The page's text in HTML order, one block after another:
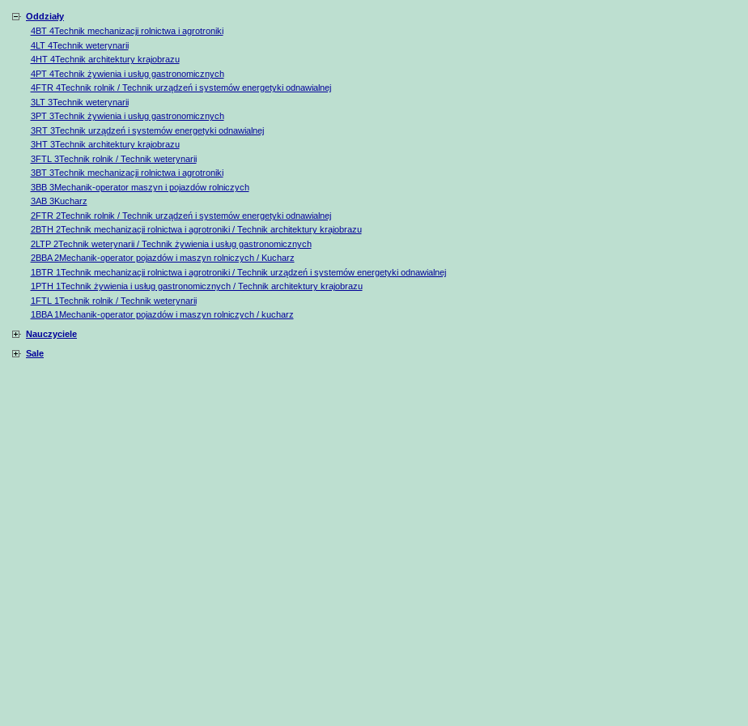
Oddziały
4BT 4Technik mechanizacji rolnictwa i agrotroniki
4LT 4Technik weterynarii
4HT 4Technik architektury krajobrazu
4PT 4Technik żywienia i usług gastronomicznych
4FTR 4Technik rolnik / Technik urządzeń i systemów energetyki odnawialnej
3LT 3Technik weterynarii
3PT 3Technik żywienia i usług gastronomicznych
3RT 3Technik urządzeń i systemów energetyki odnawialnej
3HT 3Technik architektury krajobrazu
3FTL 3Technik rolnik / Technik weterynarii
3BT 3Technik mechanizacji rolnictwa i agrotroniki
3BB 3Mechanik-operator maszyn i pojazdów rolniczych
3AB 3Kucharz
2FTR 2Technik rolnik / Technik urządzeń i systemów energetyki odnawialnej
2BTH 2Technik mechanizacji rolnictwa i agrotroniki / Technik architektury krajobrazu
2LTP 2Technik weterynarii / Technik żywienia i usług gastronomicznych
2BBA 2Mechanik-operator pojazdów i maszyn rolniczych / Kucharz
1BTR 1Technik mechanizacji rolnictwa i agrotroniki / Technik urządzeń i systemów energetyki odnawialnej
1PTH 1Technik żywienia i usług gastronomicznych / Technik architektury krajobrazu
1FTL 1Technik rolnik / Technik weterynarii
1BBA 1Mechanik-operator pojazdów i maszyn rolniczych / kucharz
Nauczyciele
Sale